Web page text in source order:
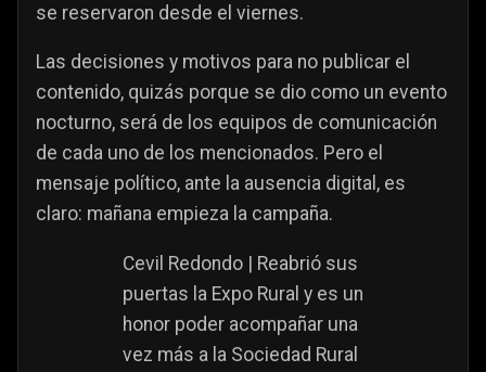
se reservaron desde el viernes.
Las decisiones y motivos para no publicar el
contenido, quizás porque se dio como un evento
nocturno, será de los equipos de comunicación
de cada uno de los mencionados. Pero el
mensaje político, ante la ausencia digital, es
claro: mañana empieza la campaña.
Cevil Redondo | Reabrió sus
puertas la Expo Rural y es un
honor poder acompañar una
vez más a la Sociedad Rural